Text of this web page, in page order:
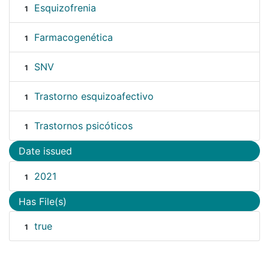
1 Esquizofrenia
1 Farmacogenética
1 SNV
1 Trastorno esquizoafectivo
1 Trastornos psicóticos
Date issued
1 2021
Has File(s)
1 true